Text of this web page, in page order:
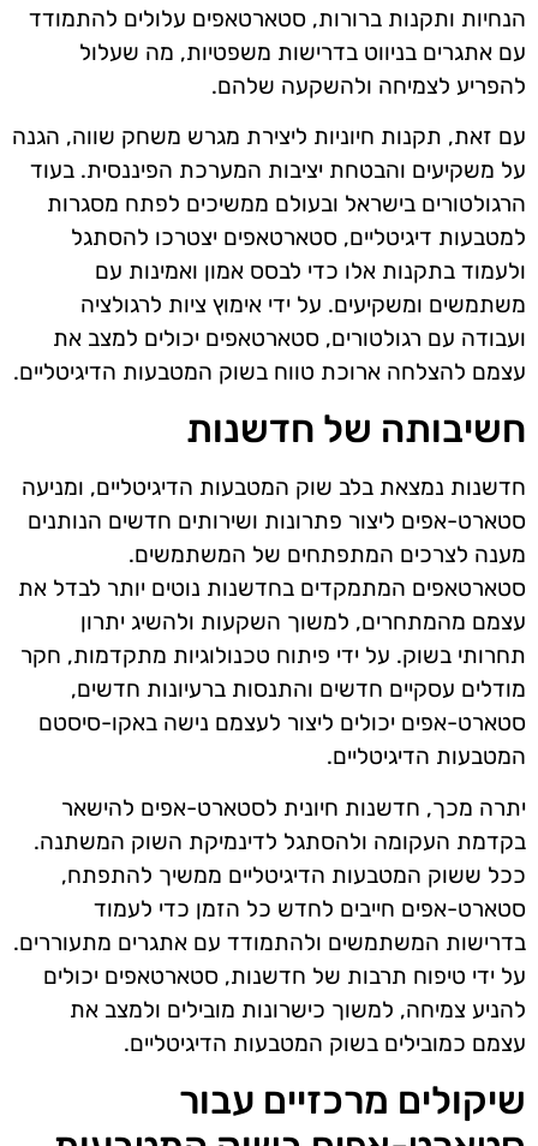
הנחיות ותקנות ברורות, סטארטאפים עלולים להתמודד
עם אתגרים בניווט בדרישות משפטיות, מה שעלול
להפריע לצמיחה ולהשקעה שלהם.
עם זאת, תקנות חיוניות ליצירת מגרש משחק שווה, הגנה
על משקיעים והבטחת יציבות המערכת הפיננסית. בעוד
הרגולטורים בישראל ובעולם ממשיכים לפתח מסגרות
למטבעות דיגיטליים, סטארטאפים יצטרכו להסתגל
ולעמוד בתקנות אלו כדי לבסס אמון ואמינות עם
משתמשים ומשקיעים. על ידי אימוץ ציות לרגולציה
ועבודה עם רגולטורים, סטארטאפים יכולים למצב את
עצמם להצלחה ארוכת טווח בשוק המטבעות הדיגיטליים.
חשיבותה של חדשנות
חדשנות נמצאת בלב שוק המטבעות הדיגיטליים, ומניעה
סטארט-אפים ליצור פתרונות ושירותים חדשים הנותנים
מענה לצרכים המתפתחים של המשתמשים.
סטארטאפים המתמקדים בחדשנות נוטים יותר לבדל את
עצמם מהמתחרים, למשוך השקעות ולהשיג יתרון
תחרותי בשוק. על ידי פיתוח טכנולוגיות מתקדמות, חקר
מודלים עסקיים חדשים והתנסות ברעיונות חדשים,
סטארט-אפים יכולים ליצור לעצמם נישה באקו-סיסטם
המטבעות הדיגיטליים.
יתרה מכך, חדשנות חיונית לסטארט-אפים להישאר
בקדמת העקומה ולהסתגל לדינמיקת השוק המשתנה.
ככל ששוק המטבעות הדיגיטליים ממשיך להתפתח,
סטארט-אפים חייבים לחדש כל הזמן כדי לעמוד
בדרישות המשתמשים ולהתמודד עם אתגרים מתעוררים.
על ידי טיפוח תרבות של חדשנות, סטארטאפים יכולים
להניע צמיחה, למשוך כישרונות מובילים ולמצב את
עצמם כמובילים בשוק המטבעות הדיגיטליים.
שיקולים מרכזיים עבור